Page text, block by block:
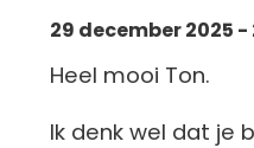
29 december 2025 -
Heel mooi Ton.
Ik denk wel dat je